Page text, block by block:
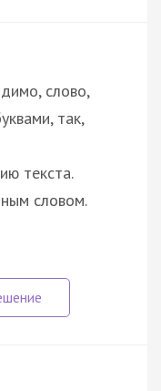
слово,
так,
текста.
словом.